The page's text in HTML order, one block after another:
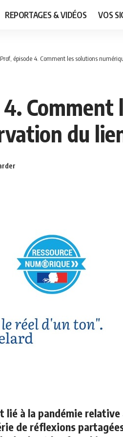
REPORTAGES & VIDÉOS VOS
épisode 4. Comment les solutions
du
à la pandémie relative
de réflexions